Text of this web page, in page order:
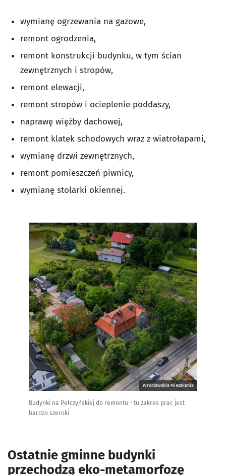
wymianę ogrzewania na gazowe,
remont ogrodzenia,
remont konstrukcji budynku, w tym ścian
zewnętrznych i stropów,
remont elewacji,
remont stropów i ocieplenie poddaszy,
naprawę więźby dachowej,
remont klatek schodowych wraz z wiatrołapami,
wymianę drzwi zewnętrznych,
remont pomieszczeń piwnicy,
wymianę stolarki okiennej.
Wrocławskie Mieszkania
Budynki na Pełczyńskiej do remontu - tu zakres prac jest
bardzo szeroki
Ostatnie gminne budynki
przechodzą eko-metamorfozę